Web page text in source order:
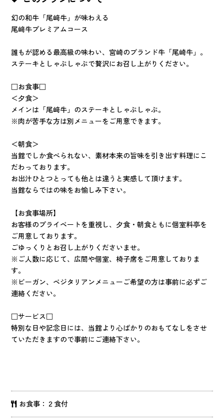
幻の和牛「尾﨑牛」が味わえる
尾﨑牛プレミアムコース
誰もが認める最高級の味わい、宮崎のブランド牛「尾崎牛」。
ステーキとしゃぶしゃぶで贅沢にお召し上がりください。
□お食事□
＜夕食＞
メインは「尾﨑牛」のステーキとしゃぶしゃぶ。
※肉が苦手な方は別メニューをご用意できます。
＜朝食＞
当館でしか食べられない、素材本来の旨味を引き出す料理にこ
だわっております。
お出汁ひとつとっても他とは違うと実感して頂けます。
当館ならではの味をお愉しみ下さい。
【お食事場所】
お客様のプライベートを重視し、夕食・朝食ともに個室料亭を
ご用意しております。
ごゆっくりとお召し上がりくださいませ。
※ご人数に応じて、広間や個室、椅子席をご用意しておりま
す。
※ビーガン、ベジタリアンメニューご希望の方は事前に必ずご
連絡ください。
□サービス□
特別な日や記念日には、当館より心ばかりのおもてなしをさせ
ていただきますので事前にご連絡下さい。
お食事：２食付